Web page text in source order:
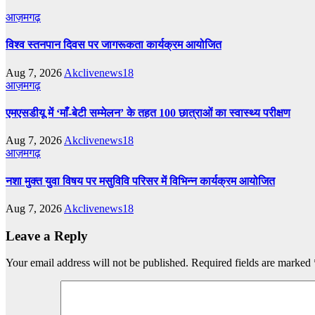
आज़मगढ़
विश्व स्तनपान दिवस पर जागरूकता कार्यक्रम आयोजित
Aug 7, 2026 Akclivenews18
आज़मगढ़
एमएसडीयू में ‘माँ-बेटी सम्मेलन’ के तहत 100 छात्राओं का स्वास्थ्य परीक्षण
Aug 7, 2026 Akclivenews18
आज़मगढ़
नशा मुक्त युवा विषय पर मसुविवि परिसर में विभिन्न कार्यक्रम आयोजित
Aug 7, 2026 Akclivenews18
Leave a Reply
Your email address will not be published. Required fields are marked